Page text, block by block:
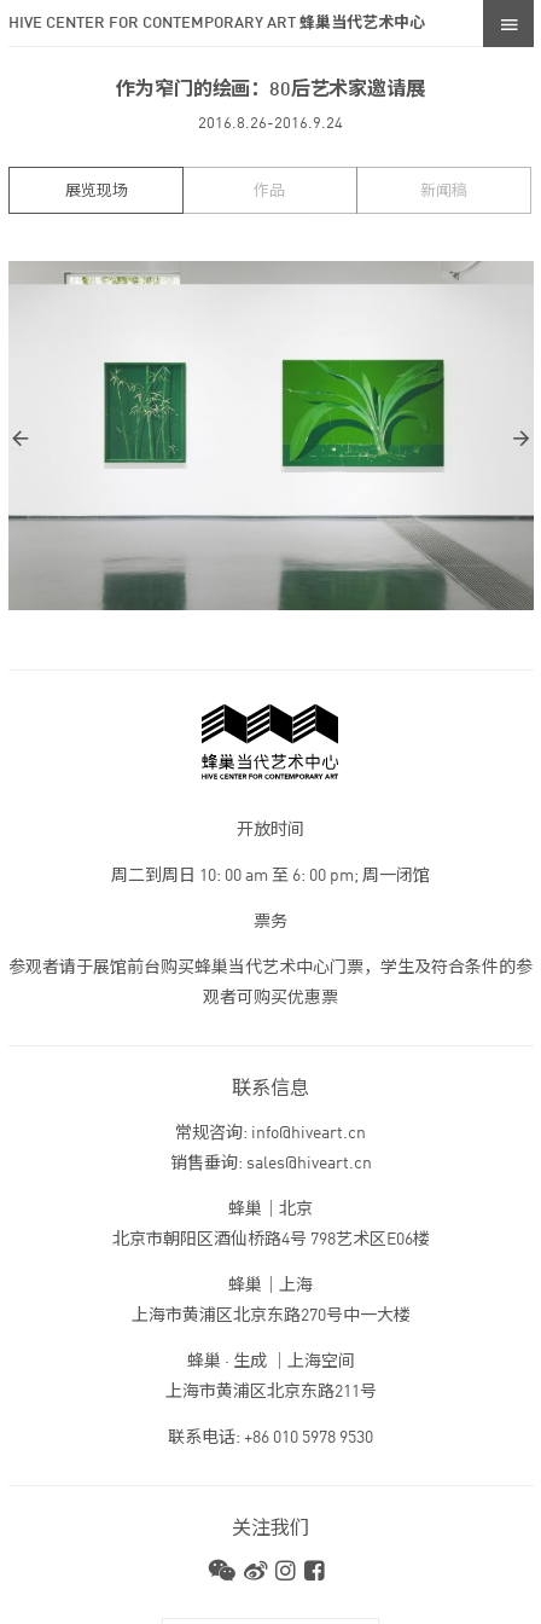
HIVE CENTER FOR CONTEMPORARY ART 蜂巢当代艺术中心
作为窄门的绘画：80后艺术家邀请展
2016.8.26-2016.9.24
展览现场 作品 新闻稿
开放时间
周二到周日 10: 00 am 至 6: 00 pm; 周一闭馆
票务
参观者请于展馆前台购买蜂巢当代艺术中心门票，学生及符合条件的参
观者可购买优惠票
联系信息
常规咨询: info@hiveart.cn
销售垂询: sales@hiveart.cn
蜂巢｜北京
北京市朝阳区酒仙桥路4号 798艺术区E06楼
蜂巢｜上海
上海市黄浦区北京东路270号中一大楼
蜂巢 · 生成 ｜上海空间
上海市黄浦区北京东路211号
联系电话: +86 010 5978 9530
关注我们